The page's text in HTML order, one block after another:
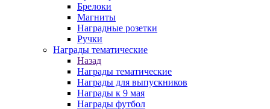
Брелоки
Магниты
Наградные розетки
Ручки
Награды тематические
Назад
Награды тематические
Награды для выпускников
Награды к 9 мая
Награды футбол